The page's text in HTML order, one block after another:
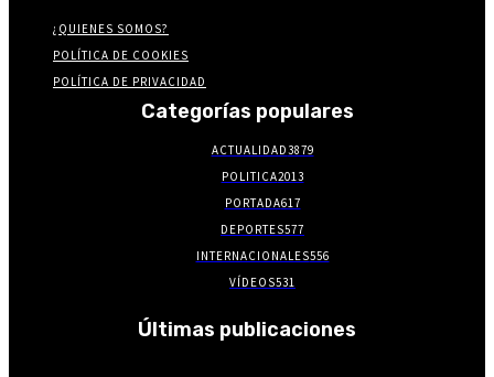
¿QUIENES SOMOS?
POLÍTICA DE COOKIES
POLÍTICA DE PRIVACIDAD
Categorías populares
ACTUALIDAD3879
POLITICA2013
PORTADA617
DEPORTES577
INTERNACIONALES556
VÍDEOS531
Últimas publicaciones